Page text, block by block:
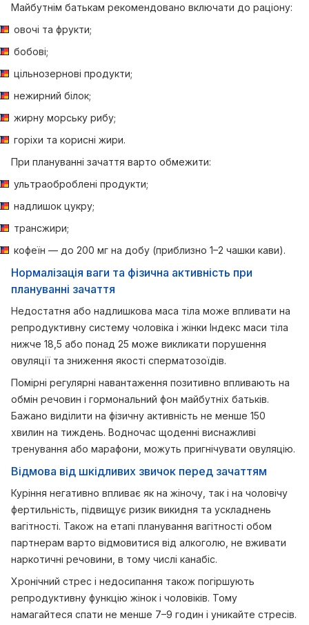
Майбутнім батькам рекомендовано включати до раціону:
овочі та фрукти;
бобові;
цільнозернові продукти;
нежирний білок;
жирну морську рибу;
горіхи та корисні жири.
При плануванні зачаття варто обмежити:
ультраоброблені продукти;
надлишок цукру;
трансжири;
кофеїн — до 200 мг на добу (приблизно 1–2 чашки кави).
Нормалізація ваги та фізична активність при
плануванні зачаття
Недостатня або надлишкова маса тіла може впливати на
репродуктивну систему чоловіка і жінки Індекс маси тіла
нижче 18,5 або понад 25 може викликати порушення
овуляції та зниження якості сперматозоїдів.
Помірні регулярні навантаження позитивно впливають на
обмін речовин і гормональний фон майбутніх батьків.
Бажано виділити на фізичну активність не менше 150
хвилин на тиждень. Водночас щоденні виснажливі
тренування або марафони, можуть пригнічувати овуляцію.
Відмова від шкідливих звичок перед зачаттям
Куріння негативно впливає як на жіночу, так і на чоловічу
фертильність, підвищує ризик викидня та ускладнень
вагітності. Також на етапі планування вагітності обом
партнерам варто відмовитися від алкоголю, не вживати
наркотичні речовини, в тому числі канабіс.
Хронічний стрес і недосипання також погіршують
репродуктивну функцію жінок і чоловіків. Тому
намагайтеся спати не менше 7–9 годин і уникайте стресів.